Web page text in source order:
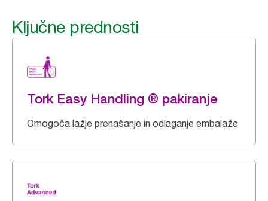
Ključne prednosti
Tork Easy Handling ® pakiranje
Omogoča lažje prenašanje in odlaganje embalaže